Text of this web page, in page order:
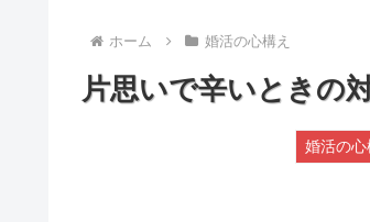
ホーム 婚活の心構え
片思いで辛いときの
婚活の心